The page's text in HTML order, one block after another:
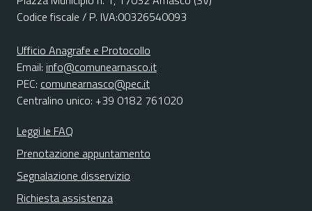
Codice fiscale / P. IVA:00326540093
Ufficio Anagrafe e Protocollo
Email: info@comunearnasco.it
PEC: comunearnasco@pec.it
Centralino unico: +39 0182 761020
Leggi le FAQ
Prenotazione appuntamento
Segnalazione disservizio
Richiesta assistenza